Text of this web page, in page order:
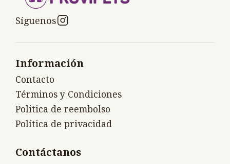
Síguenos
Información
Contacto
Términos y Condiciones
Politica de reembolso
Política de privacidad
Contáctanos